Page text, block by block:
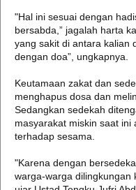
"Hal ini sesuai dengan
bersabda,” jagalah harta
yang sakit di antara kalian
dengan doa”, ungkapnya.
Keutamaan zakat dan
menghapus dosa dan
Sedangkan sedekah
masyarakat miskin saat
terhadap sesama.
"Karena dengan
warga-warga dilingkungan